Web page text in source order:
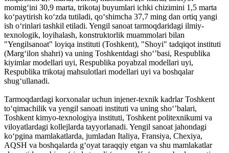
momigʻini 30,9 marta, trikotaj buyumlari ichki chizimini 1,5 marta
koʻpaytirish koʻzda tutiladi, qoʻshimcha 37,7 ming dan ortiq yangi
ish oʻrinlari tashkil etiladi. Yengil sanoat tarmoqdaridagi ilmiy-
texnologik, loyihalash, konstruktorlik muammolari bilan
"Yengilsanoat" loyiqa instituti (Toshkent), "Shoyi" tadqiqot instituti
(Margʻilon shahri) va uning Toshkentdagi shoʻʼbasi, Respublika
kiyimlar modellari uyi, Respublika poyabzal modellari uyi,
Respublika trikotaj mahsulotlari modellari uyi va boshqalar
shugʻullanadi.
Tarmoqdardagi korxonalar uchun injener-texnik kadrlar Toshkent
toʻqimachilik va yengil sanoati instituti va uning shoʻʼbalari,
Toshkent kimyo-texnologiya instituti, Toshkent politexnikumi va
viloyatlardagi kollejlarda tayyorlanadi. Yengil sanoat jahondagi
koʻpgina mamlakatlarda, jumladan Italiya, Fransiya, Chexiya,
AQSH va boshqalarda gʻoyat taraqqiy etgan va shu mamlakatlar